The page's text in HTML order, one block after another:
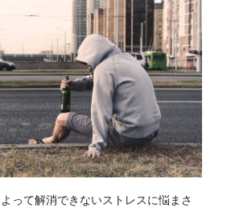
って解消できないストレスに悩まさ